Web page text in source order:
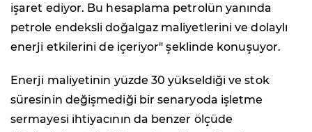
işaret ediyor. Bu hesaplama petrolün yanında
petrole endeksli doğalgaz maliyetlerini ve dolaylı
enerji etkilerini de içeriyor" şeklinde konuşuyor.
Enerji maliyetinin yüzde 30 yükseldiği ve stok
süresinin değişmediği bir senaryoda işletme
sermayesi ihtiyacının da benzer ölçüde